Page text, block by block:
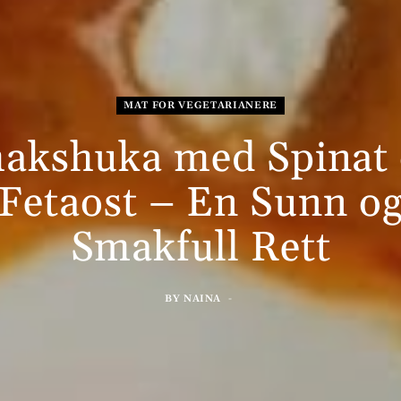
MAT FOR VEGETARIANERE
med Spinat
– En Sunn
Smakfull Rett
BY NAINA